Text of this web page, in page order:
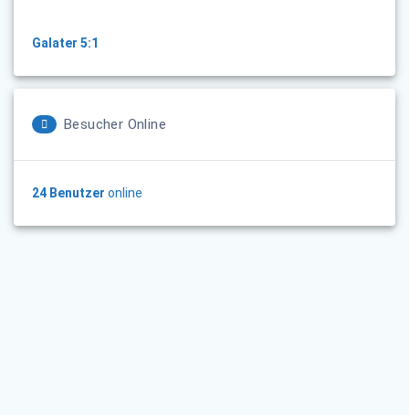
Galater 5:1
Besucher Online
24 Benutzer online